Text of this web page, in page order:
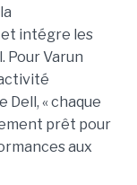
intégre les
Pour Varun
Dell, « chaque
prêt pour
aux